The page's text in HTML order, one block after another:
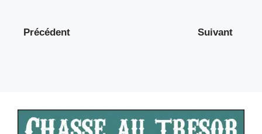
Précédent Suivant